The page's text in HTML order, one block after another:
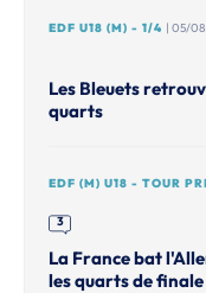
EDF U18 (M) - 1/4 | 05/
Les Bleuets
quarts
EDF (M) U18 - TOUR
3
La France bat
les quarts de finale